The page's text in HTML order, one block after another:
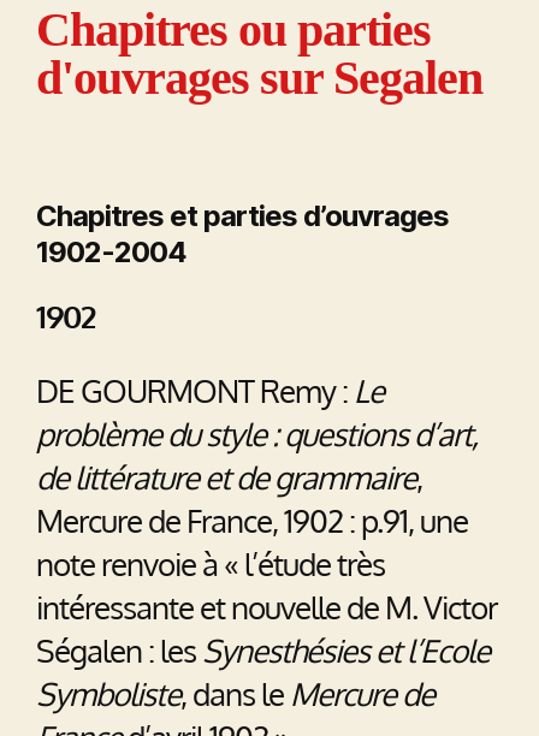
Chapitres ou parties
d'ouvrages sur Segalen
Chapitres et parties d’ouvrages
1902-2004
1902
DE GOURMONT Remy : Le
problème du style : questions d’art,
de littérature et de grammaire,
Mercure de France, 1902 : p.91, une
note renvoie à « l’étude très
intéressante et nouvelle de M. Victor
Ségalen : les Synesthésies et l’Ecole
Symboliste, dans le Mercure de